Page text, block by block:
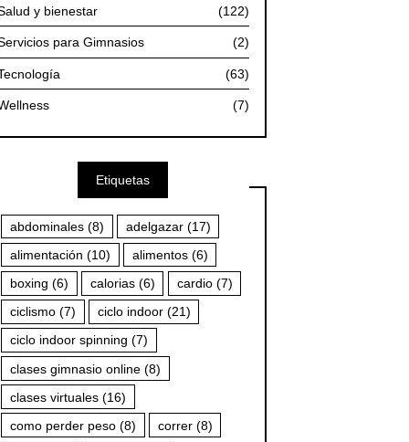
y bienestar (122)
para Gimnasios (2)
(63)
(7)
Etiquetas
abdominales(8) adelgazar(17)
alimentación (10) alimentos(6)
boxing (6) calorias(6) cardio(7)
ciclismo(7) ciclo indoor(21)
ciclo indoor spinning (7)
clases gimnasio online(8)
clases virtuales(16)
como perder peso(8) correr(8)